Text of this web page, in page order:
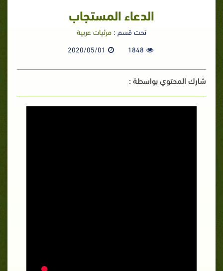
الدعاء المستجاب
تحت قسم : مرئيات عربية
1848
2020/05/01
شارك المحتوي بواسطة :